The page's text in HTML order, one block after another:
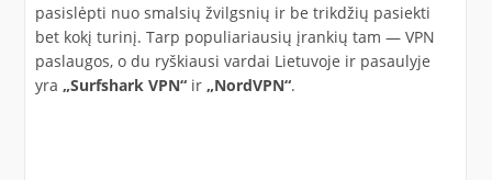
pasislėpti nuo smalsių žvilgsnių ir be trikdžių pasiekti
bet kokį turinį. Tarp populiariausių įrankių tam — VPN
paslaugos, o du ryškiausi vardai Lietuvoje ir pasaulyje
yra „Surfshark VPN“ir „NordVPN“.